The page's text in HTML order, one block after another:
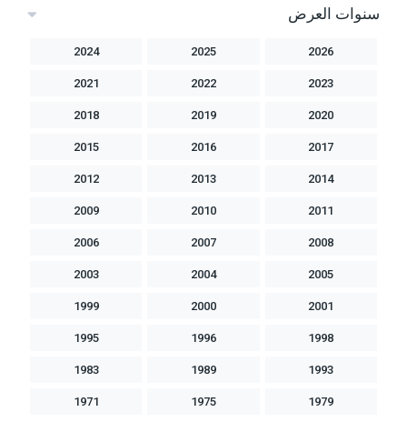
سنوات العرض
2026
2025
2024
2023
2022
2021
2020
2019
2018
2017
2016
2015
2014
2013
2012
2011
2010
2009
2008
2007
2006
2005
2004
2003
2001
2000
1999
1998
1996
1995
1993
1989
1983
1979
1975
1971